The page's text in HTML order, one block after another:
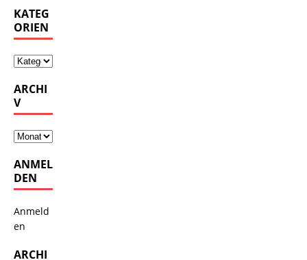
KATEG
ORIEN
ARCHI
V
ANMEL
DEN
Anmeld
en
ARCHI